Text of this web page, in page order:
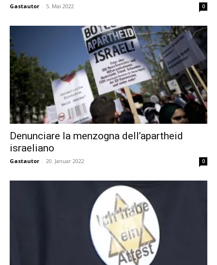
Gastautor - 5. Mai 2022 0
Denunciare la menzogna dell’apartheid
israeliano
Gastautor - 20. Januar 2022 0